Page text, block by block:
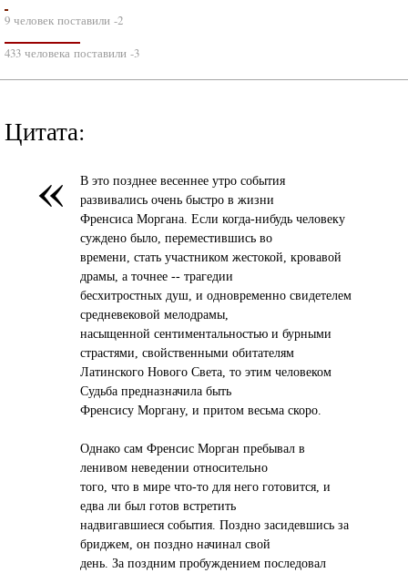
9 человек поставили -2
433 человека поставили -3
Цитата:
«
В это позднее весеннее утро события
развивались очень быстро в жизни
Френсиса Моргана. Если когда-нибудь человеку
суждено было, переместившись во
времени, стать участником жестокой, кровавой
драмы, а точнее -- трагедии
бесхитростных душ, и одновременно свидетелем
средневековой мелодрамы,
насыщенной сентиментальностью и бурными
страстями, свойственными обитателям
Латинского Нового Света, то этим человеком
Судьба предназначила быть
Френсису Моргану, и притом весьма скоро.
Однако сам Френсис Морган пребывал в
ленивом неведении относительно
того, что в мире что-то для него готовится, и
едва ли был готов встретить
надвигавшиеся события. Поздно засидевшись за
бриджем, он поздно начинал свой
день. За поздним пробуждением последовал